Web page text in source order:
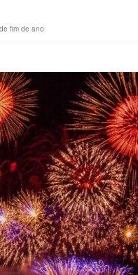
fim de ano